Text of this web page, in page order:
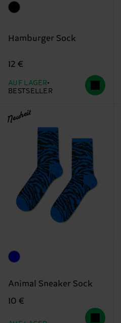
Hamburger Sock
12 €
AUF LAGER
BESTSELLER
Neuheit
Animal Sneaker Sock
10 €